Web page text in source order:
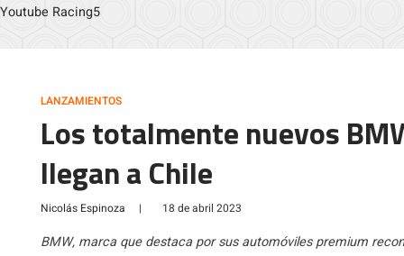
Youtube Racing5
LANZAMIENTOS
Los totalmente nuevos
llegan a Chile
Nicolás Espinoza | 18 de abril 2023
BMW, marca que destaca por sus automóviles premium